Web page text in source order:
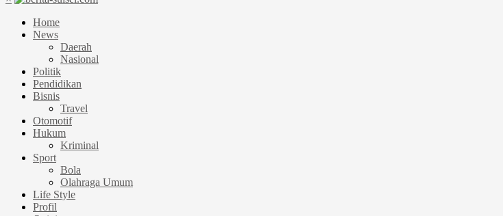
Home
News
Daerah
Nasional
Politik
Pendidikan
Bisnis
Travel
Otomotif
Hukum
Kriminal
Sport
Bola
Olahraga Umum
Life Style
Profil